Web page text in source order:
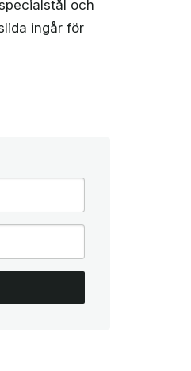
och
ingår för